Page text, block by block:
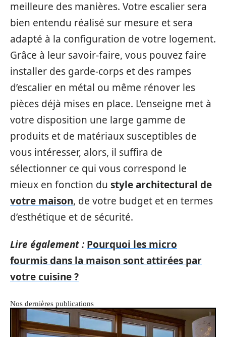
meilleure des manières. Votre escalier sera
bien entendu réalisé sur mesure et sera
adapté à la configuration de votre logement.
Grâce à leur savoir-faire, vous pouvez faire
installer des garde-corps et des rampes
d’escalier en métal ou même rénover les
pièces déjà mises en place. L’enseigne met à
votre disposition une large gamme de
produits et de matériaux susceptibles de
vous intéresser, alors, il suffira de
sélectionner ce qui vous correspond le
mieux en fonction du style architectural de
votre maison, de votre budget et en termes
d’esthétique et de sécurité.
Lire également : Pourquoi les micro
fourmis dans la maison sont attirées par
votre cuisine ?
Nos dernières publications